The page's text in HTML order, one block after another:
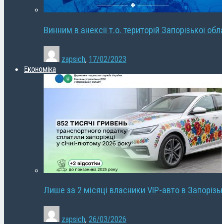
Винним в анексії т.о. територій Запорізької
zapsich, 17/02/2023
Економіка
Лише за 2 місяці власники VIP-авто в
zapsich, 26/03/2026